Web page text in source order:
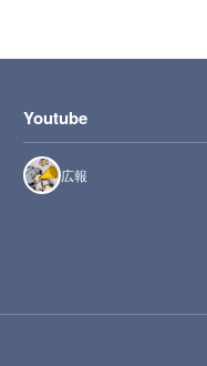
Youtube
広報